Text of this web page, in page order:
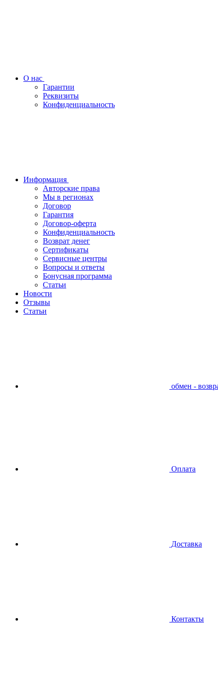
О нас
Гарантии
Реквизиты
Конфиденциальность
Информация
Авторские права
Мы в регионах
Договор
Гарантия
Договор-оферта
Конфиденциальность
Возврат денег
Сертификаты
Сервисные центры
Вопросы и ответы
Бонусная программа
Статьи
Новости
Отзывы
Статьи
обмен -
Оплата
Доставка
Контакты